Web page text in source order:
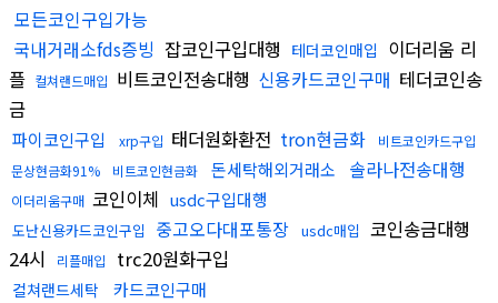
모든코인구입가능
국내거래소fds증빙 잡코인구입대행 테더코인매입 이더리움 리
플 컬쳐랜드매입 비트코인전송대행 신용카드코인구매 테더코인송
금
파이코인구입 xrp구입 태더원화환전 tron현금화
비트코인카드구입
문상현금화91%
비트코인현금화 돈세탁해외거래소 솔라나전송대행
이더리움구매 코인이체 usdc구입대행
도난신용카드코인구입 중고오다대포통장 usdc매입 코인송금대행
24시
리플매입 trc20원화구입
컬쳐랜드세탁 카드코인구매